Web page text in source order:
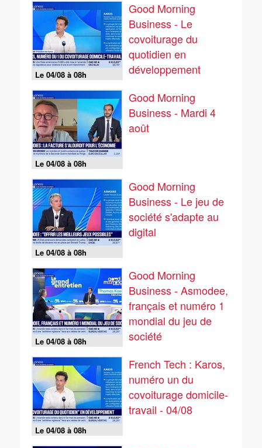
Le 04/08 à 08h
Good Morning
Business - Le
covoiturage du
quotidien en
développement
Le 04/08 à 08h
Good Morning
Business - Mardi 4
août
Le 04/08 à 08h
Good Morning
Business - Le jeu de
société s'adapte au
digital
Le 04/08 à 08h
Good Morning
Business - Asmodee,
français et numéro 1
mondial du jeu de
société
Le 04/08 à 08h
French Tech : Karos,
numéro un du
covoiturage domicile-
travail - 04/08